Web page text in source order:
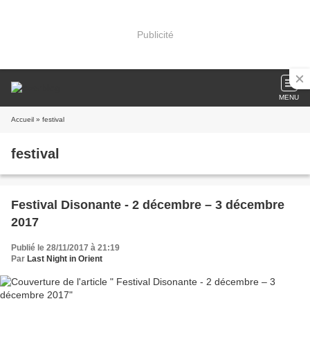
Publicité
MENU
Accueil » festival
festival
Festival Disonante - 2 décembre – 3 décembre
2017
Publié le 28/11/2017 à 21:19
Par Last Night in Orient